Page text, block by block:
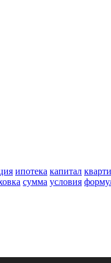
ипотека капитал
сумма условия